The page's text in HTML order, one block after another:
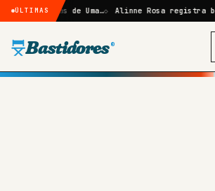
ÚLTIMAS
de Uma… Alinne Rosa registra boletim
Bastidores ®